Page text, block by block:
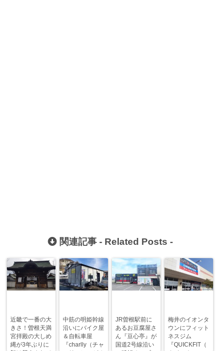
関連記事 - Related Posts -
近畿で一番の大
きさ！曽根天満
宮拝殿の大しめ
縄が3年ぶりに
中筋の明姫幹線
沿いにバイク屋
＆自転車屋
『charlly（チャ
JR曽根駅前に
あるお豆腐屋さ
ん『豆心亭』が
国道2号線沿い
梅井のイオンタ
ウンにフィット
ネスジム
『QUICKFIT（